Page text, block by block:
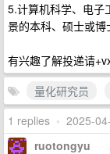
5.计算机科学、电子
景的本科、硕士或博
有兴趣了解投递请
量化研究员
1 replies • 2025-
ruotongyu